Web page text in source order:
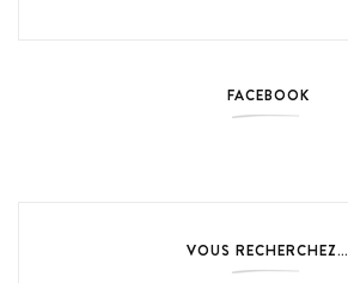
FACEBOOK
VOUS RECHERCHEZ…